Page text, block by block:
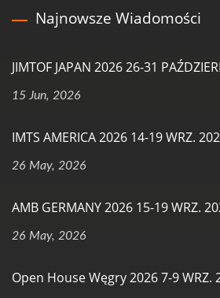
Najnowsze Wiadomości
JIMTOF JAPAN 2026 26-31
15 Jun, 2026
IMTS AMERICA 2026 14-19 WRZ.
26 May, 2026
AMB GERMANY 2026 15-19 WRZ.
26 May, 2026
Open House Węgry 2026 7-9 WRZ.